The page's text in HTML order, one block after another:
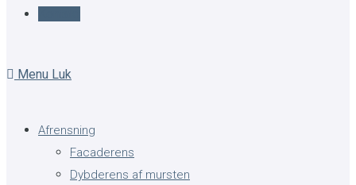
Menu Luk
Afrensning
Facaderens
Dybderens af mursten